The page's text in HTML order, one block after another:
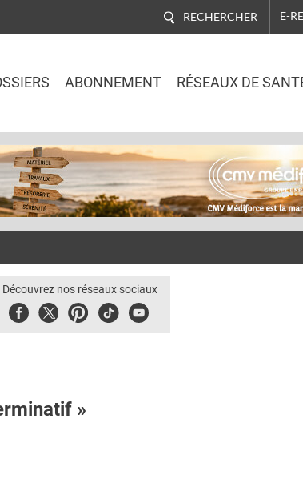
RECHERCHER E-
ABONNEMENT RÉSEAUX DE
Découvrez nos réseaux sociaux
FacebookTwitterPinterest
TiktokYoubute
»